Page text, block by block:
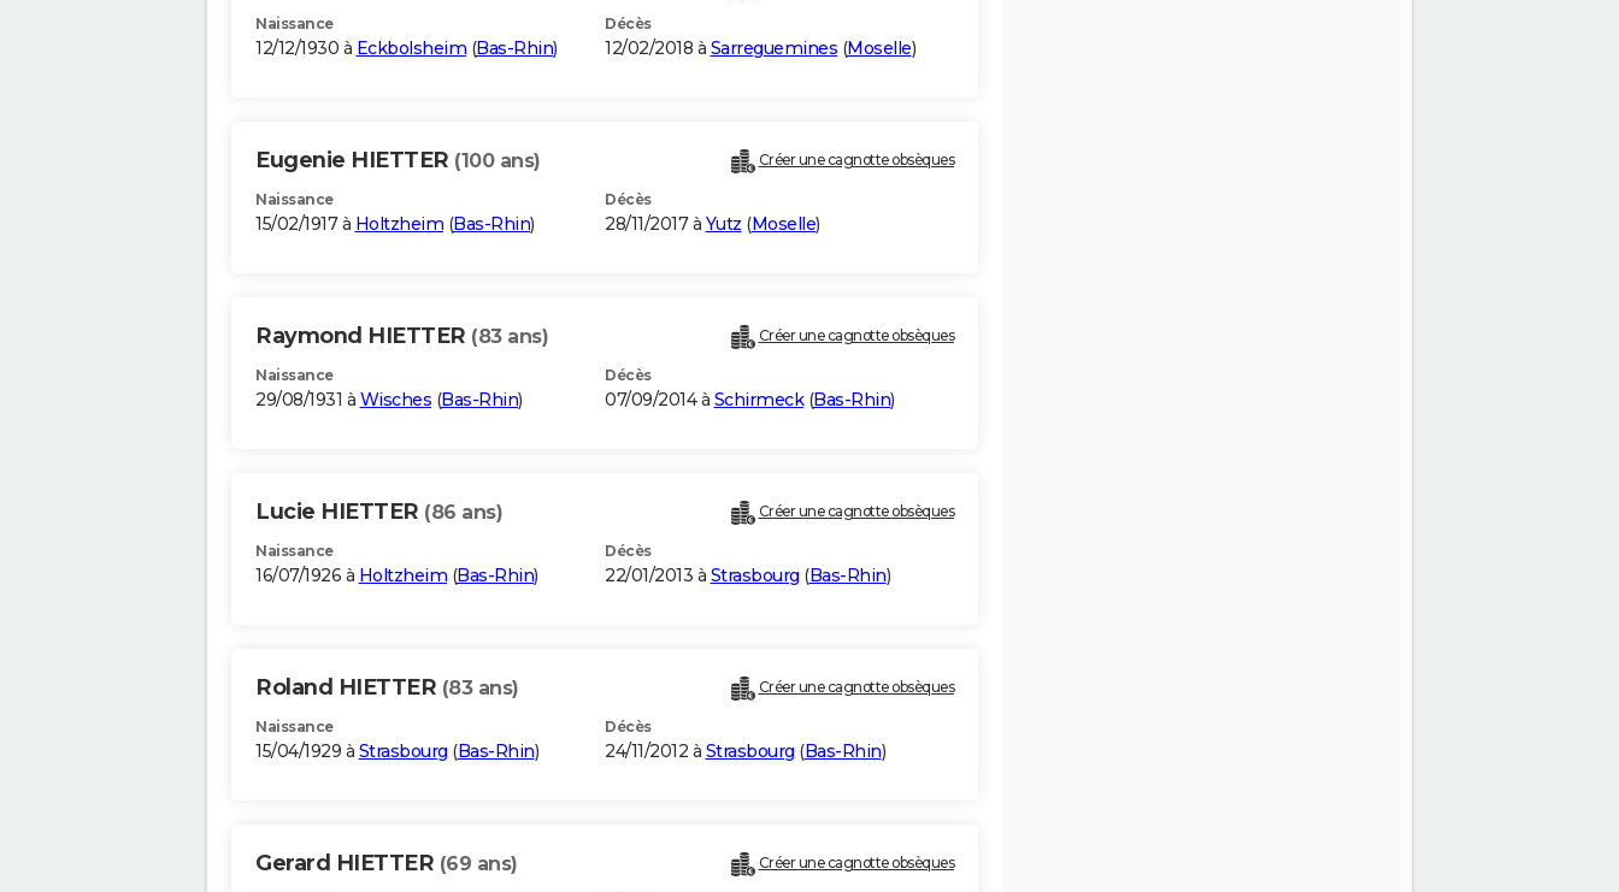
Naissance
12/12/1930 à Eckbolsheim (Bas-Rhin)
Décès
12/02/2018 à Sarreguemines (Moselle)
Eugenie HIETTER (100 ans) Créer une cagnotte obsèques
Naissance
15/02/1917 à Holtzheim (Bas-Rhin)
Décès
28/11/2017 à Yutz (Moselle)
Raymond HIETTER (83 ans) Créer une cagnotte obsèques
Naissance
29/08/1931 à Wisches (Bas-Rhin)
Décès
07/09/2014 à Schirmeck(Bas-Rhin)
Lucie HIETTER (86 ans) Créer une cagnotte obsèques
Naissance
16/07/1926 à Holtzheim (Bas-Rhin)
Décès
22/01/2013 à Strasbourg (Bas-Rhin)
Roland HIETTER (83 ans) Créer une cagnotte obsèques
Naissance
15/04/1929 à Strasbourg (Bas-Rhin)
Décès
24/11/2012 à Strasbourg (Bas-Rhin)
Gerard HIETTER (69 ans) Créer une cagnotte obsèques